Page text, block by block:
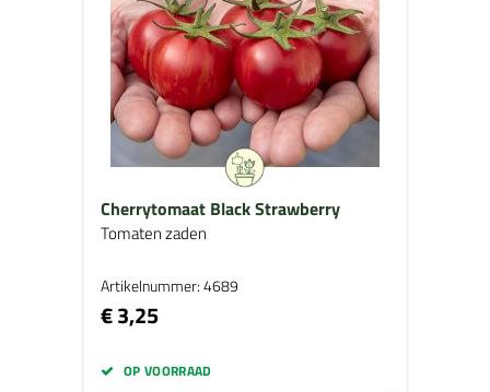
Cherrytomaat Black Strawberry
Tomaten zaden
Artikelnummer: 4689
€ 3,25
OP VOORRAAD